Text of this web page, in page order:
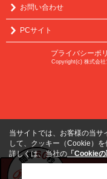
お問い合わせ
PCサイト
プライバシーポ
Copyright(c) 株式会社
当サイトでは、お客様の当サ
して、クッキー（Cookie）を
詳しくは、当社の 「Cookie